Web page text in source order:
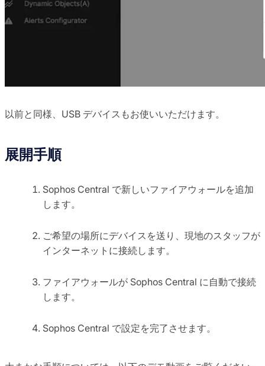
以前と同様、USB デバイスもお使いいただけます。
展開手順
Sophos Central で新しいファイアウォールを追加
します。
ご希望の場所にデバイスを送り、現地のスタッフが
インターネットに接続します。
ファイアウォールが Sophos Central に自動で接続
します。
Sophos Central で設定を完了させます。